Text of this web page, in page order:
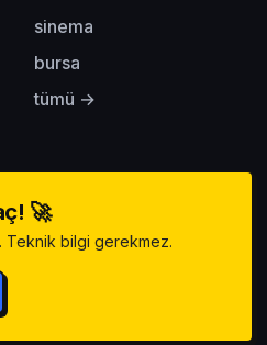
sinema
bursa
tümü →
🚀
Teknik bilgi gerekmez.